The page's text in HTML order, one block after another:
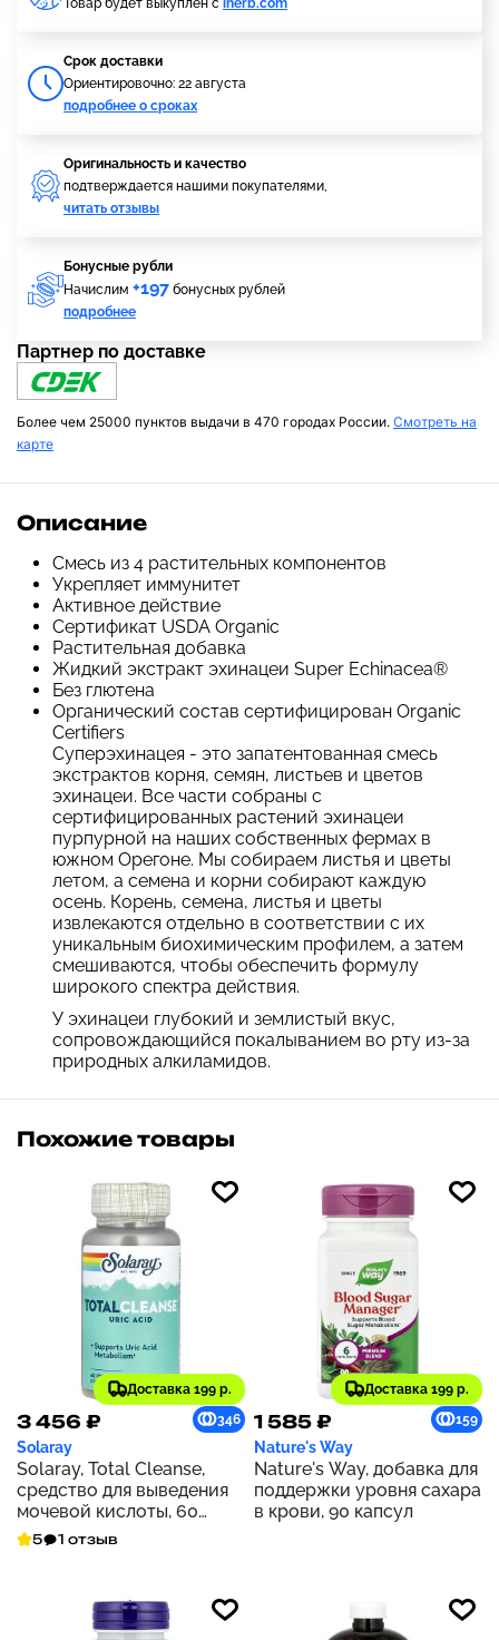
Товар будет выкуплен с iherb.com
Cрок доставки
Ориентировочно: 22 августа
подробнее о сроках
Оригинальность и качество
подтверждается нашими покупателями,
читать отзывы
Бонусные рубли
Начислим +197 бонусных рублей
подробнее
Партнер по доставке
Более чем 25000 пунктов выдачи в 470 городах России. Смотреть на
карте
Описание
Смесь из 4 растительных компонентов
Укрепляет иммунитет
Активное действие
Сертификат USDA Organic
Растительная добавка
Жидкий экстракт эхинацеи Super Echinacea®
Без глютена
Органический состав сертифицирован Organic
Certifiers
Суперэхинацея - это запатентованная смесь
экстрактов корня, семян, листьев и цветов
эхинацеи. Все части собраны с
сертифицированных растений эхинацеи
пурпурной на наших собственных фермах в
южном Орегоне. Мы собираем листья и цветы
летом, а семена и корни собирают каждую
осень. Корень, семена, листья и цветы
извлекаются отдельно в соответствии с их
уникальным биохимическим профилем, а затем
смешиваются, чтобы обеспечить формулу
широкого спектра действия.
У эхинацеи глубокий и землистый вкус,
сопровождающийся покалыванием во рту из-за
природных алкиламидов.
Похожие товары
Доставка 199 р.
3 456 ₽ 346
Solaray
Solaray, Total Cleanse,
средство для выведения
мочевой кислоты, 60
растительных капсул
5 1 отзыв
Доставка 199 р.
1 585 ₽ 159
Nature's Way
Nature's Way, добавка для
поддержки уровня сахара
в крови, 90 капсул